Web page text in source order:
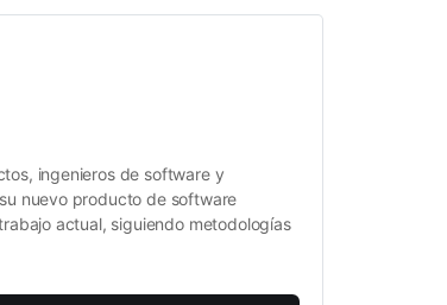
ingenieros de software y
nuevo producto de software
actual, siguiendo metodologías